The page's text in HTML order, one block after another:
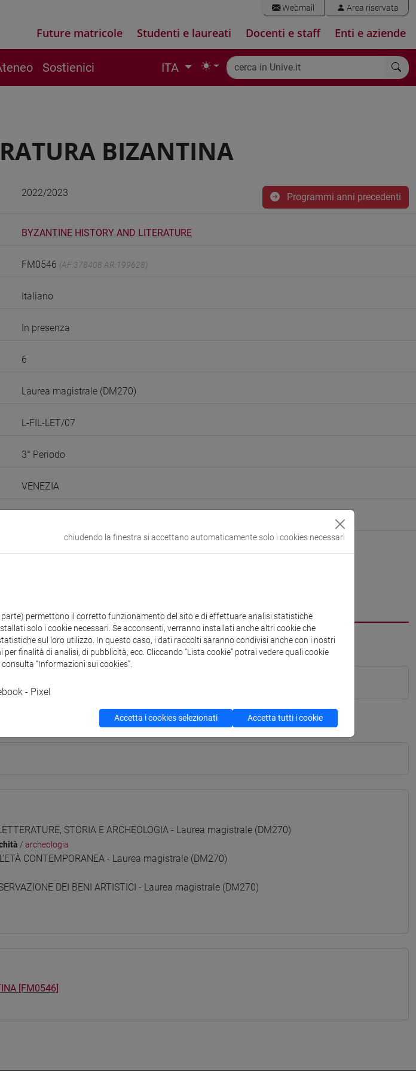
Webmail Area riservata
Future matricole Studenti e laureati Docenti e staff Enti e aziende
Sostienici ITA
BIZANTINA
2022/2023 Programmi anni precedenti
BYZANTINE HISTORY AND LITERATURE
FM0546 (AF:378408 AR:199628)
Italiano
In presenza
6
Laurea magistrale (DM270)
L-FIL-LET/07
3° Periodo
VENEZIA
STORIA E ARCHEOLOGIA - Laurea magistrale (DM270)
/ archeologia
CONTEMPORANEA - Laurea magistrale (DM270)
DEI BENI ARTISTICI - Laurea magistrale (DM270)
[FM0546]
chiudendo la finestra si accettano automaticamente solo i cookies necessari
permettono il corretto funzionamento del sito e di effettuare analisi statistiche
solo i cookie necessari. Se acconsenti, verranno installati anche altri cookie che
sul loro utilizzo. In questo caso, i dati raccolti saranno condivisi anche con i nostri
finalità di analisi, di pubblicità, ecc. Cliccando “Lista cookie” potrai vedere quali cookie
“Informazioni sui cookies”.
- Pixel
Accetta i cookies selezionati Accetta tutti i cookie